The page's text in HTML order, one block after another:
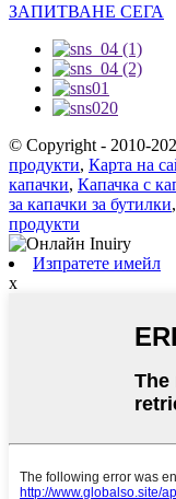
ЗАПИТВАНЕ СЕГА
© Copyright - 2010-
продукти, Карта на
капачки, Капачка с
за капачки за бутилки,
продукти
Изпратете имейл
x